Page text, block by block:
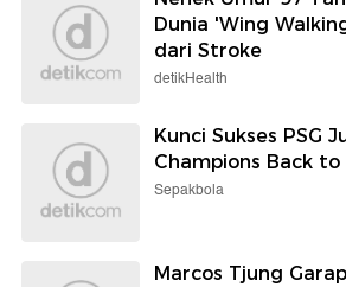
Dunia 'Wing
dari Stroke
detikHealth
Kunci Sukses PSG
Champions Back to
Sepakbola
Marcos Tjung